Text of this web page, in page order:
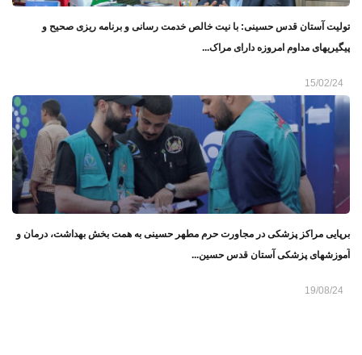
تولیت آستان قدس حسینی: با نیت خالص خدمت رسانی و برنامه ریزی صحیح و
پیگیریهای مداوم امروزه دارای مراک...
15/02/24
برپایی مراکز پزشکی در مجاورت حرم مطهر حسینی به همت بخش بهداشت، درمان و
آموزشهای پزشکی آستان قدس حسین...
19/08/24